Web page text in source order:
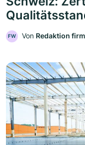
FW Von Redaktion